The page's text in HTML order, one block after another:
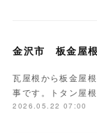
金沢市 板金屋
瓦屋根から板金屋
事です。トタン屋
2026.05.22 07:00